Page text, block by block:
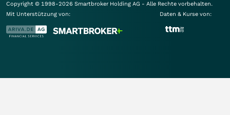
Copyright © 1998-2026 Smartbroker Holding AG - Alle Rechte vorbehalten.
Mit Unterstützung von:
Daten & Kurse von: